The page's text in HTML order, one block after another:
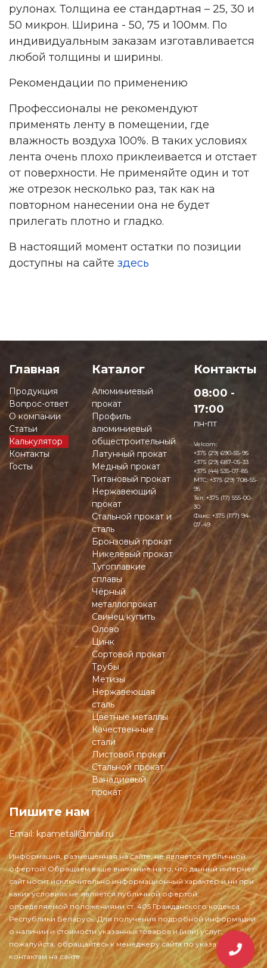
рулонах. Толщина ее стандартная – 25, 30 и
50 микрон. Ширина - 50, 75 и 100мм. По
индивидуальным заказам изготавливается
любой толщины и ширины.
Рекомендации по применению
Профессионалы не рекомендуют
применять ленту в помещении, где
влажность воздуха 100%. В таких условиях
лента очень плохо приклеивается и отстает
от поверхности. Не применяйте один и тот
же отрезок несколько раз, так как на
повторном нанесении она не будет
прилегать плотно и гладко.
В настоящий момент остатки по позиции
доступны на сайте здесь
Главная
Продукция
Вопрос-ответ
О компании
Статьи
Калькулятор
Контакты
Госты
Каталог
Алюминиевый
прокат
Профиль
алюминиевый
общестроительный
Латунный прокат
Медный прокат
Титановый прокат
Нержавеющий
прокат
Стальной прокат и
сталь
Бронзовый прокат
Никелевый прокат
Тугоплавкие
сплавы
Чёрный
металлопрокат
Свинец купить
Олово
Цинк
Сортовой прокат
Трубы
Метизы
Нержавеющая
сталь
Цветные металлы
Качественные
стали
Листовой прокат
Стальной прокат
Ванадиевый
прокат
Контакты
08:00 -
17:00
пн-пт
Velcom:
+375 (29) 690-55-95
+375 (29) 687-05-33
+375 (44) 535-07-85
MTC:+375 (29) 708-55-
95
Тел: +375 (17) 555-00-
30
Факс: +375 (177) 94-
07-49
Пишите нам
Email: kpametall@mail.ru